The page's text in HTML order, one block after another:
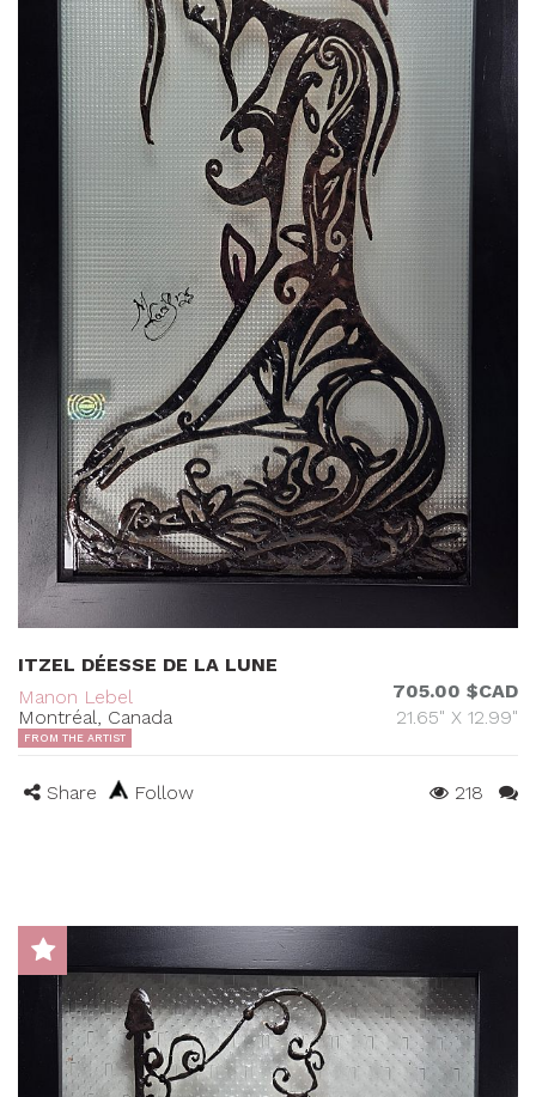
ITZEL DÉESSE DE LA LUNE
Manon Lebel
Montréal, Canada
705.00 $CAD
21.65" X 12.99"
FROM THE ARTIST
Share Follow 218